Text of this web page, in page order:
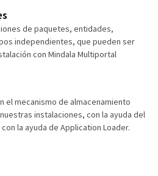
de paquetes, entidades,
independientes, que pueden ser
con Mindala Multiportal
el mecanismo de almacenamiento
instalaciones, con la ayuda del
la ayuda de Application Loader.